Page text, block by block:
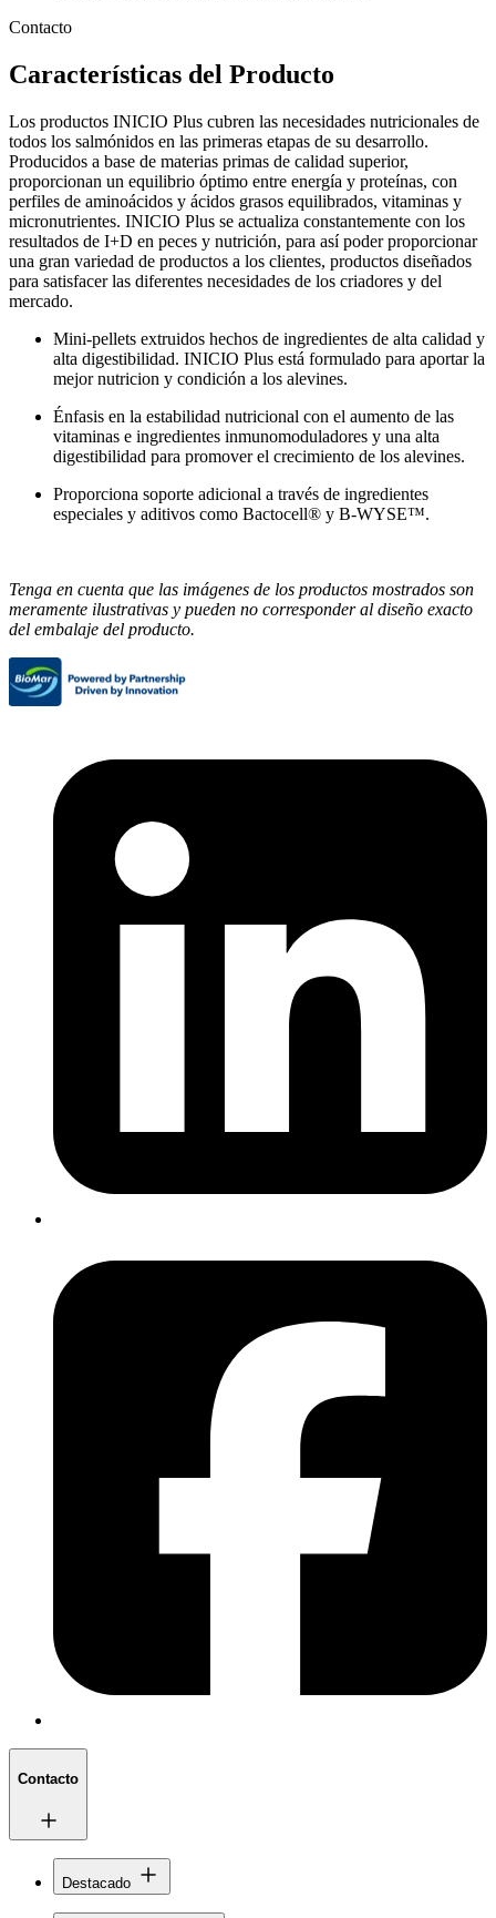
Contacto
Características del Producto
Los productos INICIO Plus cubren las necesidades nutricionales de
todos los salmónidos en las primeras etapas de su desarrollo.
Producidos a base de materias primas de calidad superior,
proporcionan un equilibrio óptimo entre energía y proteínas, con
perfiles de aminoácidos y ácidos grasos equilibrados, vitaminas y
micronutrientes. INICIO Plus se actualiza constantemente con los
resultados de I+D en peces y nutrición, para así poder proporcionar
una gran variedad de productos a los clientes, productos diseñados
para satisfacer las diferentes necesidades de los criadores y del
mercado.
Mini-pellets extruidos hechos de ingredientes de alta calidad y
alta digestibilidad. INICIO Plus está formulado para aportar la
mejor nutricion y condición a los alevines.
Énfasis en la estabilidad nutricional con el aumento de las
vitaminas e ingredientes inmunomoduladores y una alta
digestibilidad para promover el crecimiento de los alevines.
Proporciona soporte adicional a través de ingredientes
especiales y aditivos como Bactocell® y B-WYSE™.
Tenga en cuenta que las imágenes de los productos mostrados son
meramente ilustrativas y pueden no corresponder al diseño exacto
del embalaje del producto.
Contacto
Destacado